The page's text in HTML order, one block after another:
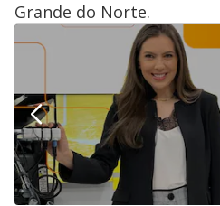
Grande do Norte.